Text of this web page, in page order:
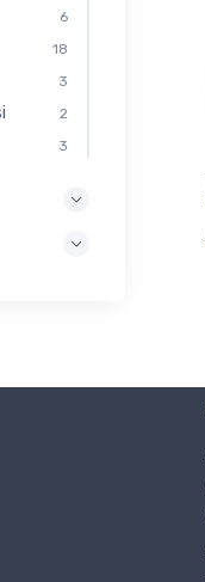
6
18
3
2
3